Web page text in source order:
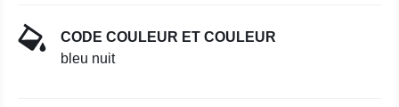
CODE COULEUR ET COULEUR
bleu nuit